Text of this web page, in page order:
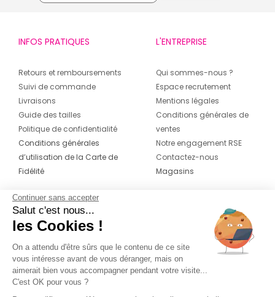
INFOS PRATIQUES
Retours et remboursements
Suivi de commande
Livraisons
Guide des tailles
Politique de confidentialité
Conditions générales
d’utilisation de la Carte de
Fidélité
L'ENTREPRISE
Qui sommes-nous ?
Espace recrutement
Mentions légales
Conditions générales de
ventes
Notre engagement RSE
Contactez-nous
Magasins
CONTACT
04 42 20 78 42
Du lundi au jeudi de 8h30 à 16h30 & le
vendredi de 8h30 à 15h30
Continuer sans accepter
Salut c'est nous...
les Cookies !
On a attendu d'être sûrs que le contenu de ce site
vous intéresse avant de vous déranger, mais on
aimerait bien vous accompagner pendant votre visite...
C'est OK pour vous ?